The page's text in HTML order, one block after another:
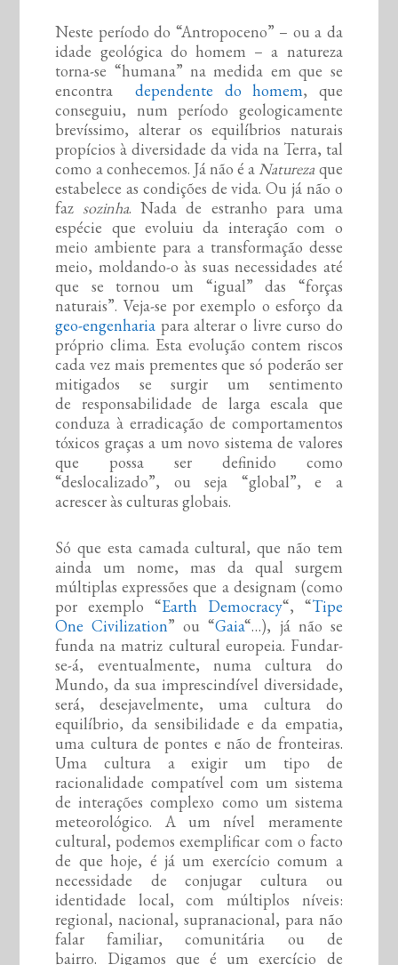
Neste período do “Antropoceno” – ou a da
idade geológica do homem – a natureza
torna-se “humana” na medida em que se
encontradependente do homem, que
conseguiu, num período geologicamente
brevíssimo, alterar os equilíbrios naturais
propícios à diversidade da vida na Terra, tal
como a conhecemos. Já não é a Natureza que
estabelece as condições de vida. Ou já não o
faz sozinha. Nada de estranho para uma
espécie que evoluiu da interação com o
meio ambiente para a transformação desse
meio, moldando-o às suas necessidades até
que se tornou um “igual” das “forças
naturais”. Veja-se por exemplo o esforço da
geo-engenharia para alterar o livre curso do
próprio clima. Esta evolução contem riscos
cada vez mais prementes que só poderão ser
mitigados se surgir um sentimento
de responsabilidade de larga escala que
conduza à erradicação de comportamentos
tóxicos graças a um novo sistema de valores
que possa ser definido como
“deslocalizado”, ou seja “global”, e a
acrescer às culturas globais.
Só que esta camada cultural, que não tem
ainda um nome, mas da qual surgem
múltiplas expressões que a designam (como
por exemplo “Earth Democracy“, “Tipe
One Civilization” ou “Gaia“…), já não se
funda na matriz cultural europeia. Fundar-
se-á, eventualmente, numa cultura do
Mundo, da sua imprescindível diversidade,
será, desejavelmente, uma cultura do
equilíbrio, da sensibilidade e da empatia,
uma cultura de pontes e não de fronteiras.
Uma cultura a exigir um tipo de
racionalidade compatível com um sistema
de interações complexo como um sistema
meteorológico. A um nível meramente
cultural, podemos exemplificar com o facto
de que hoje, é já um exercício comum a
necessidade de conjugar cultura ou
identidade local, com múltiplos níveis:
regional, nacional, supranacional, para não
falar familiar, comunitária ou de
bairro. Digamos que é um exercício de